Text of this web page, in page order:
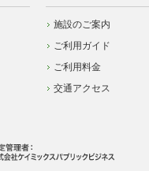
施設のご案内
ご利用ガイド
ご利用料金
交通アクセス